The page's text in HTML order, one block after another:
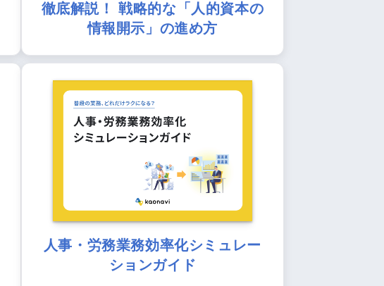
徹底解説！ 戦略的な「人的資本の
情報開示」の進め方
人事・労務業務効率化シミュレー
ションガイド